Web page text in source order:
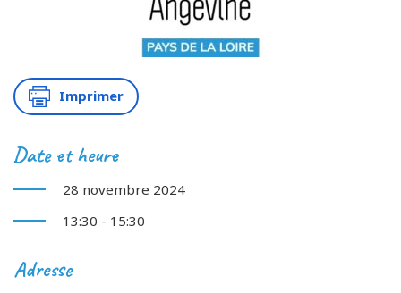
Imprimer
Date et heure
28 novembre 2024
13:30 - 15:30
Adresse